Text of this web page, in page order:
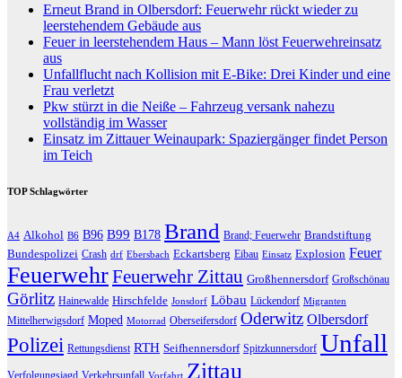
Erneut Brand in Olbersdorf: Feuerwehr rückt wieder zu
leerstehendem Gebäude aus
Feuer in leerstehendem Haus – Mann löst Feuerwehreinsatz
aus
Unfallflucht nach Kollision mit E-Bike: Drei Kinder und eine
Frau verletzt
Pkw stürzt in die Neiße – Fahrzeug versank nahezu
vollständig im Wasser
Einsatz im Zittauer Weinaupark: Spaziergänger findet Person
im Teich
TOP Schlagwörter
A4 Alkohol B6 B96 B99 B178 Brand Brand; Feuerwehr Brandstiftung
Bundespolizei Crash drf Ebersbach Eckartsberg Eibau Einsatz Explosion Feuer
FeuerwehrFeuerwehr Zittau Großhennersdorf Großschönau
Görlitz Hainewalde Hirschfelde Jonsdorf Löbau Lückendorf Migranten
Mittelherwigsdorf Moped Motorrad Oberseifersdorf Oderwitz Olbersdorf
Polizei Rettungsdienst RTH Seifhennersdorf Spitzkunnersdorf Unfall
Verfolgungsjagd Verkehrsunfall Vorfahrt Zittau